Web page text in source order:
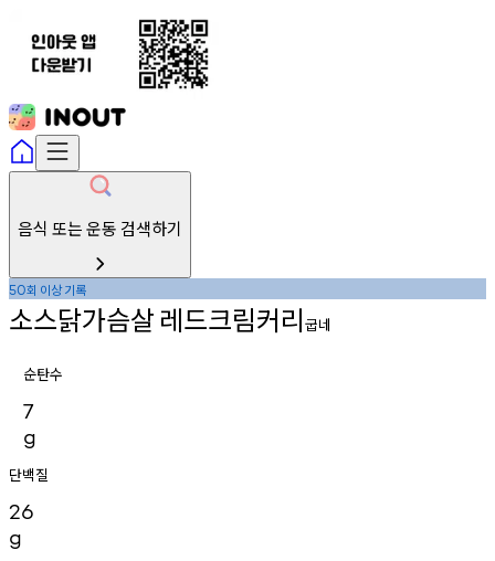
음식 또는 운동 검색하기
50회 이상기록
소스닭가슴살 레드크림커리굽네
순탄수
7
g
단백질
26
g